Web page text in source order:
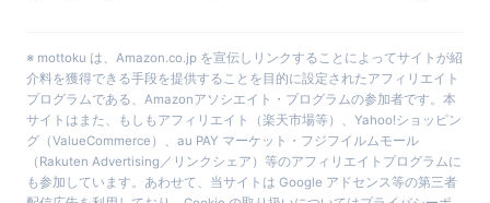
※ mottoku は、Amazon.co.jp を宣伝しリンクすることによってサイトが紹
介料を獲得できる手段を提供することを目的に設定されたアフィリエイト
プログラムである、Amazonアソシエイト・プログラムの参加者です。本
サイトはまた、もしもアフィリエイト（楽天市場等）、Yahoo!ショッピン
グ（ValueCommerce）、au PAY マーケット・フジフイルムモール
（Rakuten Advertising／リンクシェア）等のアフィリエイトプログラムに
も参加しています。あわせて、当サイトは Google アドセンス等の第三者